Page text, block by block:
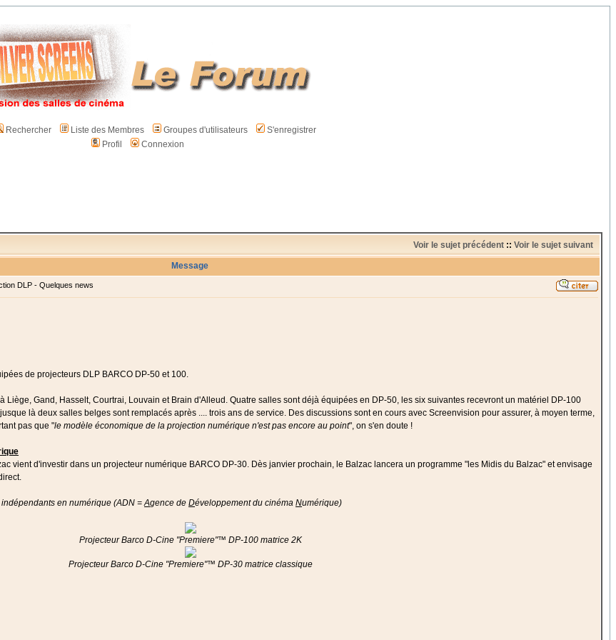
Rechercher Liste des Membres Groupes d'utilisateurs
S'enregistrer
Profil
Connexion
Voir le sujet précédent :: Voir le sujet suivant
Message
DLP - Quelques news
de projecteurs DLP BARCO DP-50 et 100.
Liège, Gand, Hasselt, Courtrai, Louvain et Brain d'Alleud. Quatre salles sont déjà équipées en DP-50, les six suivantes recevront un matériel DP-100
là deux salles belges sont remplacés après .... trois ans de service. Des discussions sont en cours avec Screenvision pour assurer, à moyen terme,
pas que "le modèle économique de la projection numérique n'est pas encore au point", on s'en doute !
vient d'investir dans un projecteur numérique BARCO DP-30. Dès janvier prochain, le Balzac lancera un programme "les Midis du Balzac" et envisage
en numérique (ADN =Agence de Développement du cinéma Numérique)
Projecteur Barco D-Cine "Premiere"™ DP-100 matrice 2K
Projecteur Barco D-Cine "Premiere"™ DP-30 matrice classique